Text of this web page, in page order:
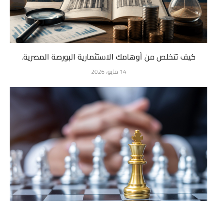
كيف تتخلص من أوهامك الاستثمارية البورصة المصرية.
14 مايو، 2026